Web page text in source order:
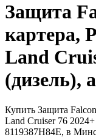
Защита
картера,
Land
(дизель),
Купить Защита
Land Cruiser 76
8119387H84E, в